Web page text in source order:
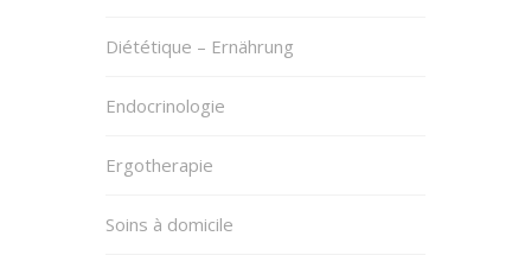
Diététique – Ernährung
Endocrinologie
Ergotherapie
Soins à domicile